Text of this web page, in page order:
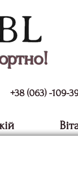
+38 (063) -109-